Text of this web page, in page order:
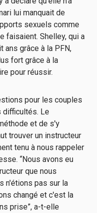
lui manquait de
sexuels comme
faisaient. Shelley, qui a
ans grâce à la PFN,
fort grâce à la
pour réussir.
pour les couples
difficultés. Le
et de s'y
trouver un instructeur
tenu à nous rappeler
“Nous avons eu
que nous
n'étions pas sur la
changé et c'est la
prise”, a-t-elle